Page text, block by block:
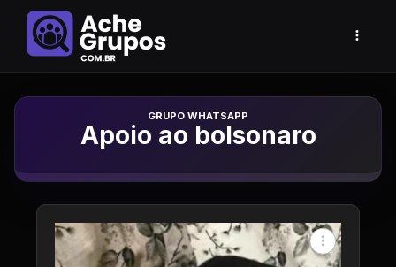
Grupo de Whatsapp
Apoio ao bolsonaro